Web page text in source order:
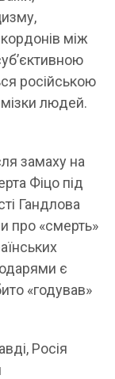
між
російською
людей.
замаху на
Фіцо під
Гандлова
про «смерть»
є
«годував»
Росія